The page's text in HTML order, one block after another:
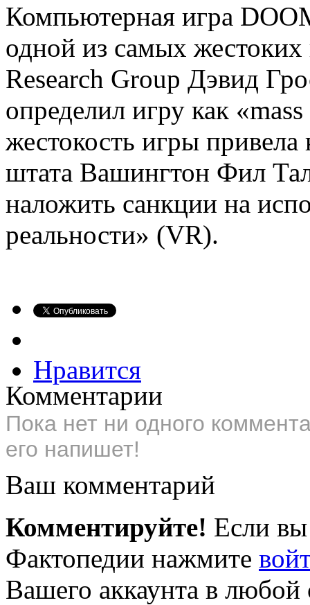
Компьютерная игра
одной из самых
Research Group Дэвид
определил игру как
жестокость игры привела
штата Вашингтон Фил
наложить санкции на
реальности» (VR).
Нравится
Комментарии
Пока нет ни одного
его напишет!
Ваш комментарий
Комментируйте! Если вы
Фактопедии нажмите
Вашего аккаунта в любой